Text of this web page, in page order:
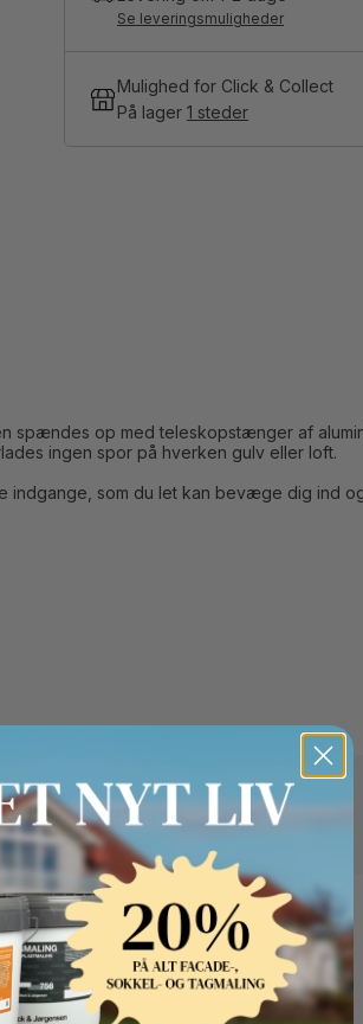
Se leveringsmuligheder
Mulighed for Click & Collect
På lager 1 steder
op med teleskopstænger af
ingen spor på hverken gulv eller loft.
indgange, som du let kan bevæge dig ind
kigger også på